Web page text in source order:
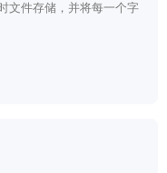
文件存储，并将每一个字